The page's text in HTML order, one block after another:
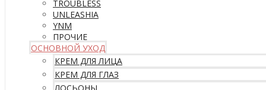
TROUBLESS
UNLEASHIA
YNM
ПРОЧИЕ
ОСНОВНОЙ УХОД
КРЕМ ДЛЯ ЛИЦА
КРЕМ ДЛЯ ГЛАЗ